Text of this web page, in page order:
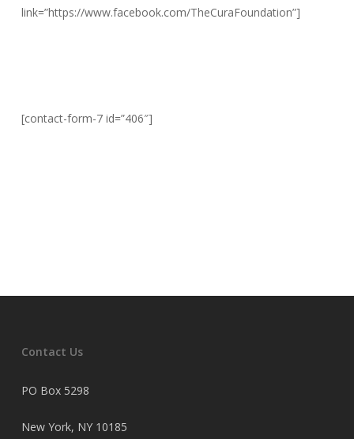
link=”https://www.facebook.com/TheCuraFoundation”]
[contact-form-7 id=”406″]
Contact Us
PO Box 5298
New York, NY 10185